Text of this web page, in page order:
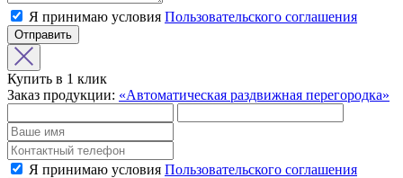
Я принимаю условия Пользовательского соглашения
Отправить
Купить в 1 клик
Заказ продукции: «Автоматическая раздвижная перегородка»
Я принимаю условия Пользовательского соглашения